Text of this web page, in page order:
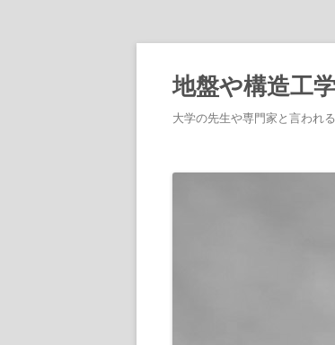
地盤や構造工
大学の先生や専門家と言われ